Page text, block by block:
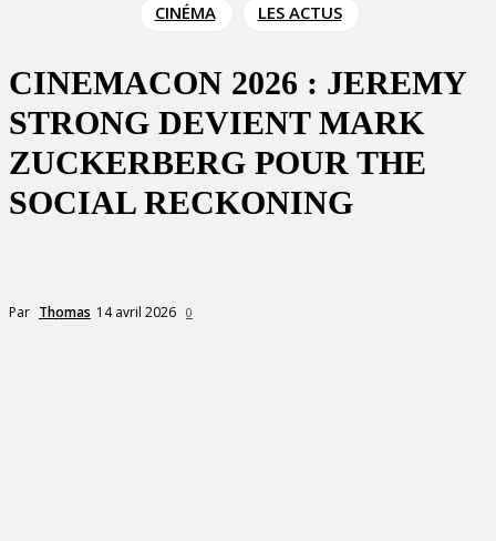
CINÉMA LES ACTUS
CINEMACON 2026 : JEREMY
STRONG DEVIENT MARK
ZUCKERBERG POUR THE
SOCIAL RECKONING
Par Thomas 14 avril 2026 0